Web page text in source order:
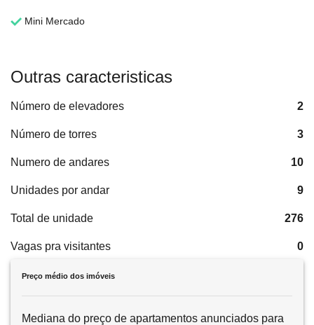
Mini Mercado
Outras caracteristicas
Número de elevadores 2
Número de torres 3
Numero de andares 10
Unidades por andar 9
Total de unidade 276
Vagas pra visitantes 0
Preço médio dos imóveis
Mediana do preço de apartamentos anunciados para